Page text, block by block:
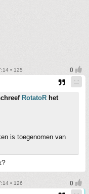
• 125
RotatoR het
is toegenomen van
• 126